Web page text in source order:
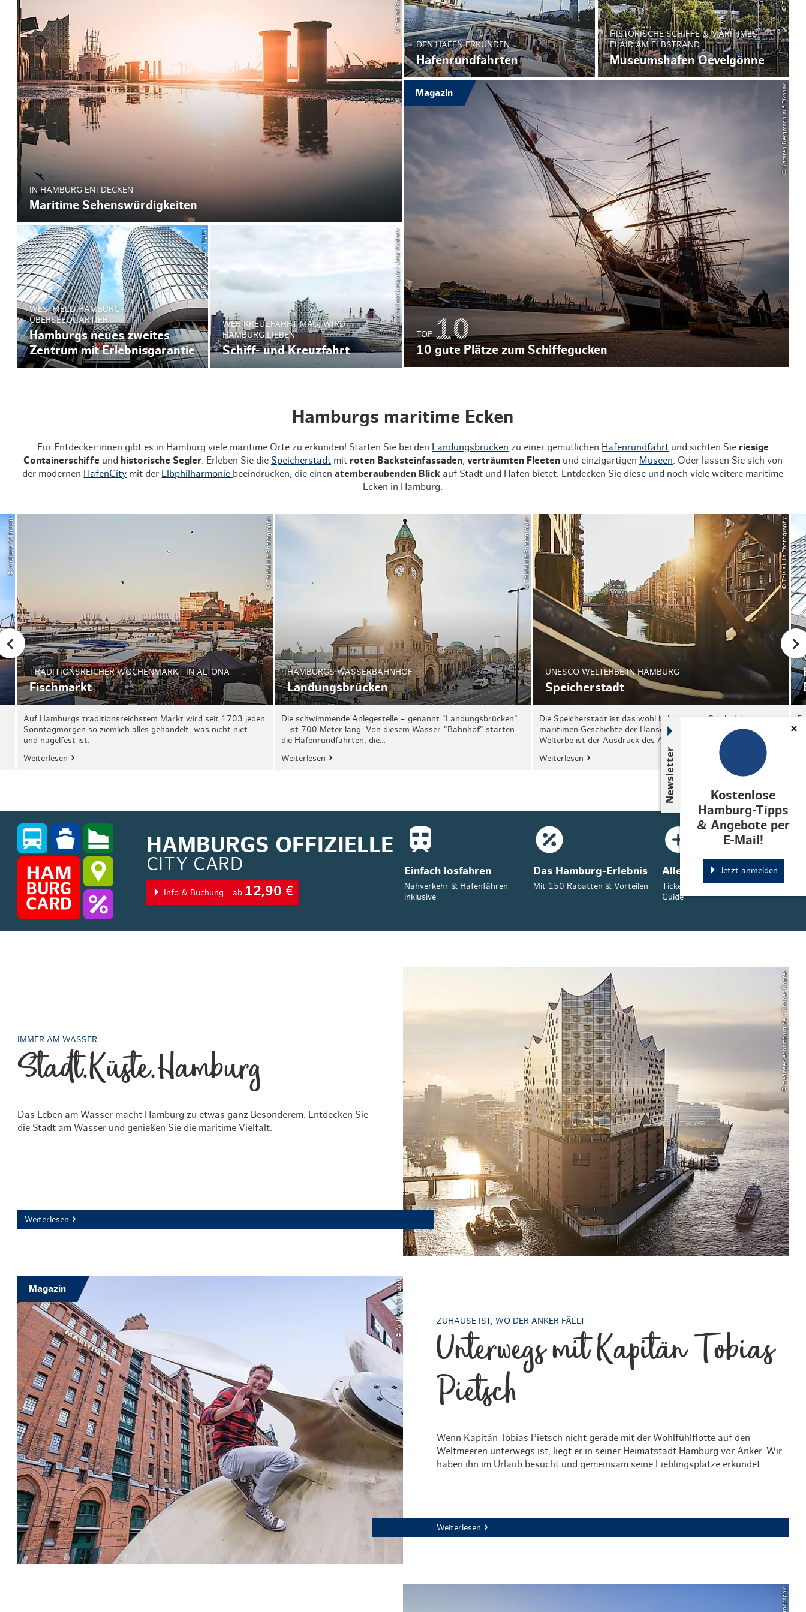
Weihnachten mit Bibi & Tina
Newsletter
Kostenlose
Hamburg-Tipps
& Angebote per
E-Mail!
Jetzt anmelden
IN HAMBURG ENTDECKEN
Maritime Sehenswürdigkeiten
DEN HAFEN ERKUNDEN
Hafenrundfahrten
HISTORISCHE SCHIFFE & MARITIMES
FLAIR AM ELBSTRAND
Museumshafen Oevelgönne
© Karsten Bergmann auf Pixabay
TOP
10 gute Plätze zum Schiffegucken
Magazin
© URW /rock stars digital
WESTFIELD HAMBURG-
ÜBERSEEQUARTIER
Hamburgs neues zweites
Zentrum mit Erlebnisgarantie
© mediaserver.hamburg.de / Jörg Modrow
WER KREUZFAHRT MAG, WIRD
HAMBURG LIEBEN
Schiff- und Kreuzfahrt
Hamburgs maritime Ecken
Für Entdecker:innen gibt es in Hamburg viele maritime Orte zu erkunden! Starten Sie bei den Landungsbrücken zu einer gemütlichen Hafenrundfahrtund sichten Sieriesige
Containerschiffe und historische Segler. Erleben Sie die Speicherstadtmit roten Backsteinfassaden, verträumten Fleetenund einzigartigen Museen . Oder lassen Sie sich von
der modernen HafenCity mit der Elbphilharmonie beeindrucken, die einenatemberaubenden Blick auf Stadt und Hafen bietet. Entdecken Sie diese und noch viele weitere maritime
Ecken in Hamburg:
© Andreas Vallbracht © ThisIsJulia Photography
TRADITIONSREICHER WOCHENMARKT IN ALTONA
Fischmarkt
Auf Hamburgs traditionsreichstem Markt wird seit 1703 jeden
Sonntagmorgen so ziemlich alles gehandelt, was nicht niet-
und nagelfest ist.
Weiterlesen
© ThisIsJulia Photography
HAMBURGS WASSERBAHNHOF
Landungsbrücken
Die schwimmende Anlegestelle – genannt "Landungsbrücken"
– ist 700 Meter lang. Von diesem Wasser-"Bahnhof" starten
die Hafenrundfahrten, die…
Weiterlesen
© ThisIsJulia Photography
UNESCO WELTERBE IN HAMBURG
Speicherstadt
Die Speicherstadt ist das wohl bekannteste Symbol der
maritimen Geschichte der Hansestadt Hamburg. Das UNESCO
Welterbe ist der Ausdruck des Aufstiegs…
Weiterlesen
HAMBURGS OFFIZIELLE
CITY CARD
Info & Buchung ab 12,90 €
Einfach losfahren
Nahverkehr & Hafenfähren
inklusive
Das Hamburg-Erlebnis
Mit 150 Rabatten & Vorteilen
Alles in der App
Tickets, Tipps & Ihr Hamburg-
Guide
© mediaserver.hamburg.de / Cooper Copter
IMMER AM WASSER
Stadt.Küste.Hamburg
Das Leben am Wasser macht Hamburg zu etwas ganz Besonderem. Entdecken Sie
die Stadt am Wasser und genießen Sie die maritime Vielfalt.
Weiterlesen
© Andreas Vallbracht
Magazin
ZUHAUSE IST, WO DER ANKER FÄLLT
Unterwegs mit Kapitän Tobias
Pietsch
Wenn Kapitän Tobias Pietsch nicht gerade mit der Wohlfühlflotte auf den
Weltmeeren unterwegs ist, liegt er in seiner Heimatstadt Hamburg vor Anker. Wir
haben ihn im Urlaub besucht und gemeinsam seine Lieblingsplätze erkundet.
Weiterlesen